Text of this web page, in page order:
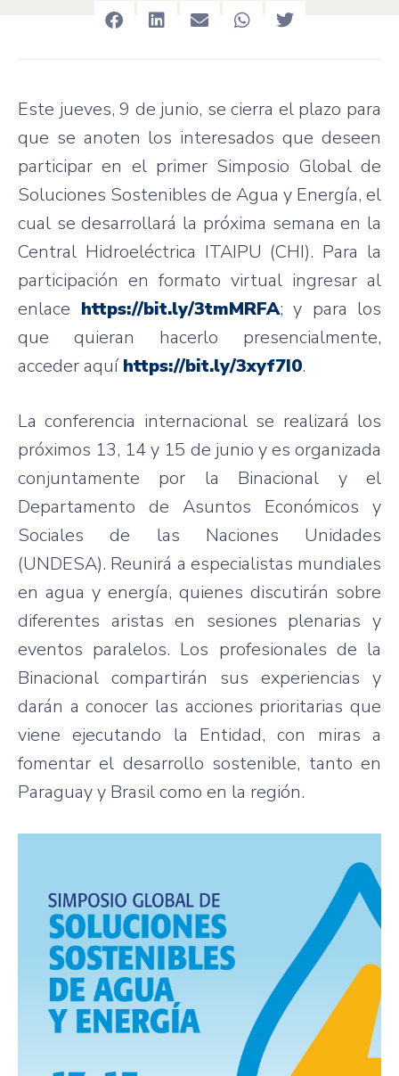
Este jueves, 9 de junio, se cierra el plazo para
que se anoten los interesados que deseen
participar en el primer Simposio Global de
Soluciones Sostenibles de Agua y Energía, el
cual se desarrollará la próxima semana en la
Central Hidroeléctrica ITAIPU (CHI). Para la
participación en formato virtual ingresar al
enlace https://bit.ly/3tmMRFA; y para los
que quieran hacerlo presencialmente,
acceder aquíhttps://bit.ly/3xyf7I0.
La conferencia internacional se realizará los
próximos 13, 14 y 15 de junio y es organizada
conjuntamente por la Binacional y el
Departamento de Asuntos Económicos y
Sociales de las Naciones Unidades
(UNDESA). Reunirá a especialistas mundiales
en agua y energía, quienes discutirán sobre
diferentes aristas en sesiones plenarias y
eventos paralelos. Los profesionales de la
Binacional compartirán sus experiencias y
darán a conocer las acciones prioritarias que
viene ejecutando la Entidad, con miras a
fomentar el desarrollo sostenible, tanto en
Paraguay y Brasil como en la región.